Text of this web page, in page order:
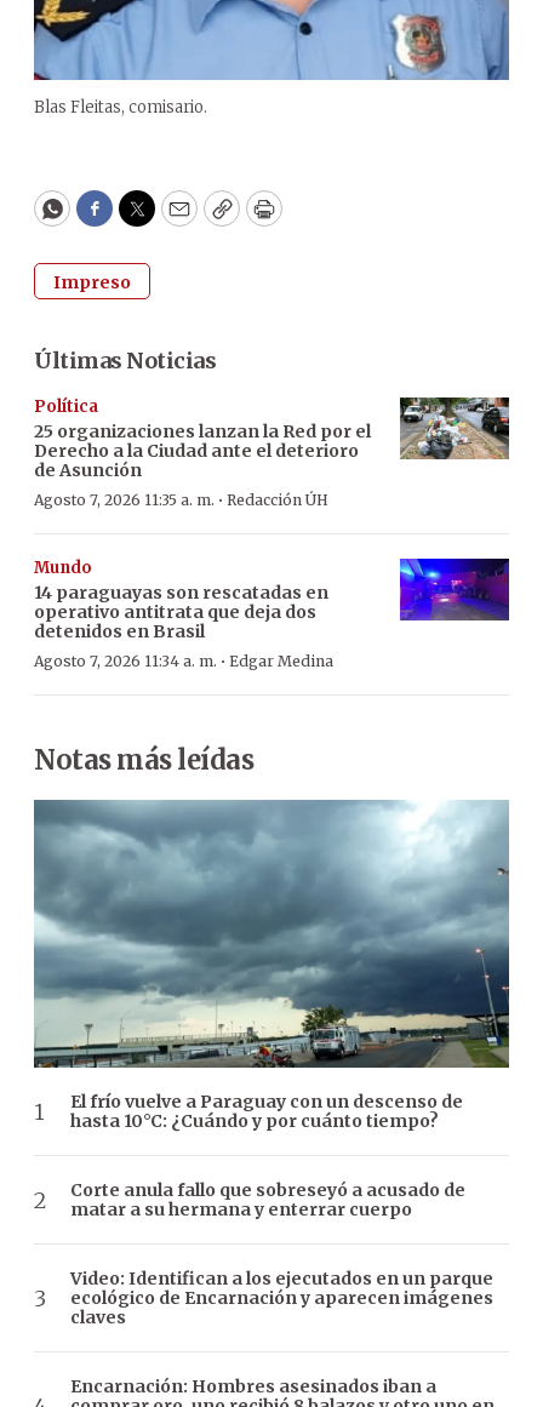
Blas Fleitas, comisario.
WhatsApp
Facebook
Twitter
EmailCopyPrint
Impreso
Últimas Noticias
Política
25 organizaciones lanzan la Red por el
Derecho a la Ciudad ante el deterioro
de Asunción
Agosto 7, 2026 11:35 a. m. · Redacción ÚH
Mundo
14 paraguayas son rescatadas en
operativo antitrata que deja dos
detenidos en Brasil
Agosto 7, 2026 11:34 a. m. · Edgar Medina
Notas más leídas
El frío vuelve a Paraguay con un descenso de
hasta 10°C: ¿Cuándo y por cuánto tiempo?
Corte anula fallo que sobreseyó a acusado de
matar a su hermana y enterrar cuerpo
Video: Identifican a los ejecutados en un parque
ecológico de Encarnación y aparecen imágenes
claves
Encarnación: Hombres asesinados iban a